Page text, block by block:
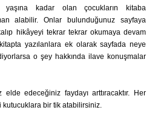
kadar olan çocukların kitaba
alabilir. Onlar bulunduğunuz sayfaya
hikâyeyi tekrar tekrar okumaya devam
yazılanlara ek olarak sayfada neye
o şey hakkında ilave konuşmalar
edeceğiniz faydayı arttıracaktır. Her
bir tik atabilirsiniz.